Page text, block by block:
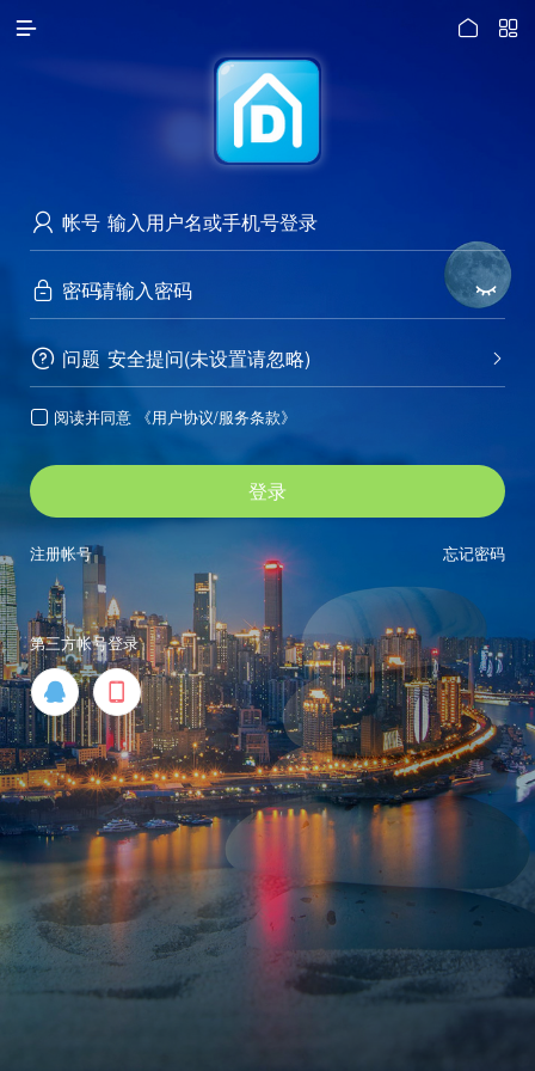
 

 帐号
 密码 
 问题 
安全提问(未设置请忽略)
 阅读并同意 《用户协议/服务条款》
登录
忘记密码
注册帐号
第三方帐号登录
 